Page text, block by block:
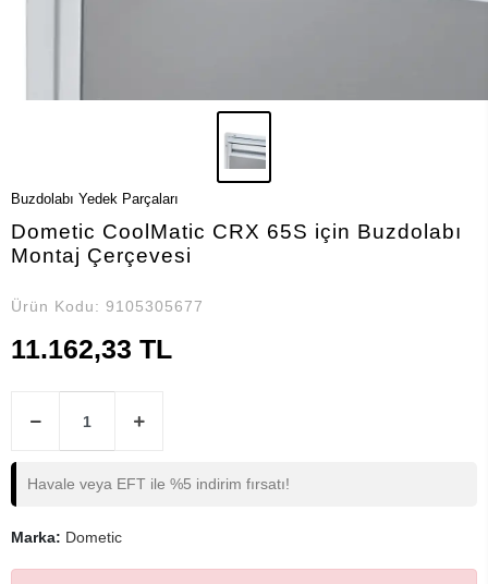
Buzdolabı Yedek Parçaları
Dometic CoolMatic CRX 65S için Buzdolabı
Montaj Çerçevesi
Ürün Kodu: 9105305677
11.162,33 TL
Havale veya EFT ile %5 indirim fırsatı!
Marka: Dometic